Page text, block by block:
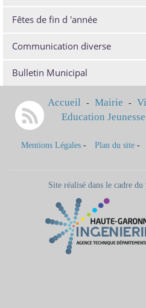
Fêtes de fin d 'année
Communication diverse
Bulletin Municipal
Accueil - Mairie -
Education Jeunesse
Mentions Légales - Plan du site -
Site réalisé dans le cadre